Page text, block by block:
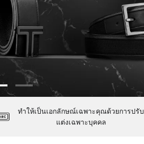
ทำให้เป็นเอกลักษณ์เฉพาะคุณด้วยการปรับ
แต่งเฉพาะบุคคล